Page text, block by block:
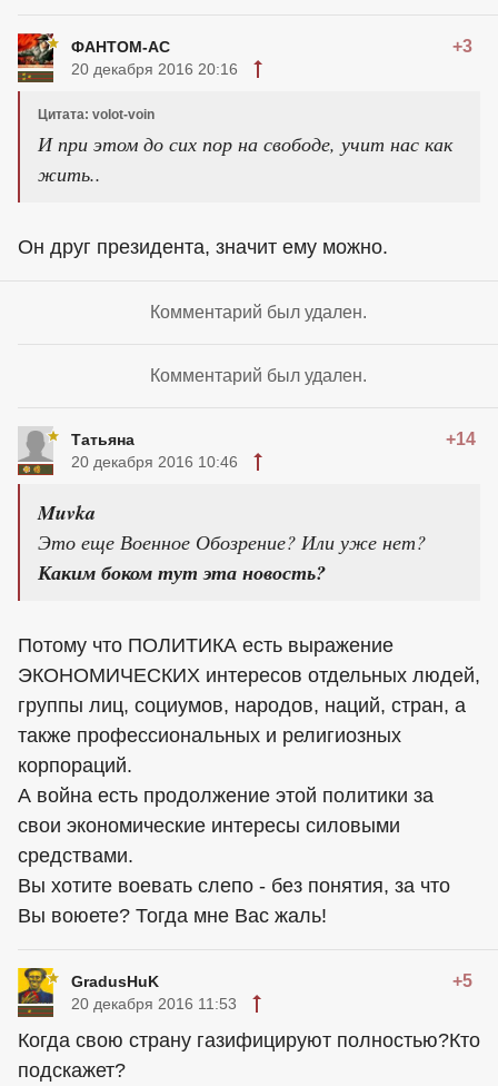
ФАНТОМ-АС +3
20 декабря 2016 20:16
Цитата: volot-voin
И при этом до сих пор на свободе, учит нас как
жить..
Он друг президента, значит ему можно.
Комментарий был удален.
Комментарий был удален.
Татьяна +14
20 декабря 2016 10:46
Muvka
Это еще Военное Обозрение? Или уже нет?
Каким боком тут эта новость?
Потому что ПОЛИТИКА есть выражение
ЭКОНОМИЧЕСКИХ интересов отдельных людей,
группы лиц, социумов, народов, наций, стран, а
также профессиональных и религиозных
корпораций.
А война есть продолжение этой политики за
свои экономические интересы силовыми
средствами.
Вы хотите воевать слепо - без понятия, за что
Вы воюете? Тогда мне Вас жаль!
GradusHuK +5
20 декабря 2016 11:53
Когда свою страну газифицируют полностью?Кто
подскажет?